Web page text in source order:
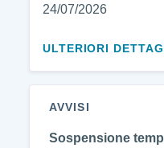
24/07/2026
ULTERIORI
AVVISI
Sospensione